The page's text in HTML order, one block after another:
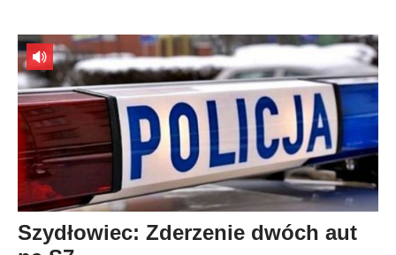
Szydłowiec: Zderzenie dwóch aut